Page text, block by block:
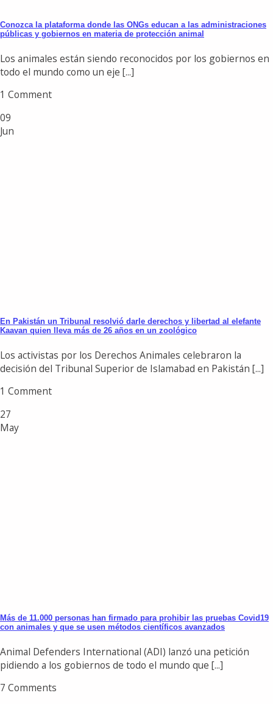
Conozca la plataforma donde las ONGs educan a las administraciones
públicas y gobiernos en materia de protección animal
Los animales están siendo reconocidos por los gobiernos en
todo el mundo como un eje [...]
1 Comment
09
Jun
En Pakistán un Tribunal resolvió darle derechos y libertad al elefante
Kaavan quien lleva más de 26 años en un zoológico
Los activistas por los Derechos Animales celebraron la
decisión del Tribunal Superior de Islamabad en Pakistán [...]
1 Comment
27
May
Más de 11.000 personas han firmado para prohibir las pruebas Covid19
con animales y que se usen métodos científicos avanzados
Animal Defenders International (ADI) lanzó una petición
pidiendo a los gobiernos de todo el mundo que [...]
7 Comments